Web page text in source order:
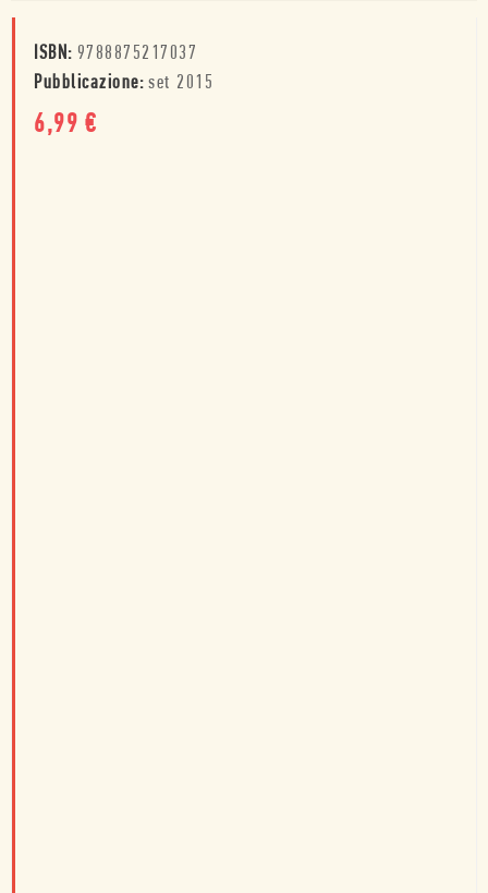
ISBN: 9788875217037
Pubblicazione: set 2015
6,99 €